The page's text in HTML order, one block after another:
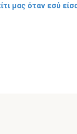
μας όταν εσύ